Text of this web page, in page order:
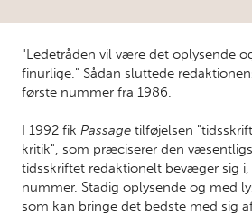
"Ledetråden vil være det oplysende
finurlige." Sådan sluttede
første nummer fra 1986.
I 1992 fik Passage tilføjelsen
kritik", som præciserer den
tidsskriftet redaktionelt bevæger sig
nummer. Stadig oplysende og med
som kan bringe det bedste med sig